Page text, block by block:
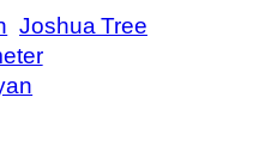
Joshua Tree